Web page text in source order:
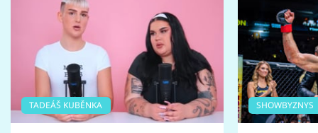
TADEÁŠ KUBĚNKA SHOWBYZNYS